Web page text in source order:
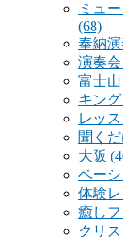
ミュ
(68)
奉納
演奏会
富士山
キン
レッ
聞く
大阪
ベー
体験
癒し
クリ